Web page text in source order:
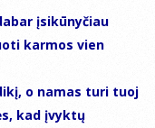
įsikūnyčiau
karmos vien
o namas turi tuoj
kad įvyktų